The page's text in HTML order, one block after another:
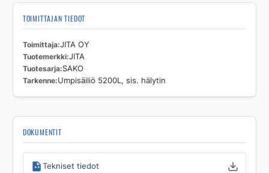
TOIMITTAJAN TIEDOT
Toimittaja JITA OY
Tuotemerkki JITA
Tuotesarja SAKO
Tarkenne Umpisäiliö 5200L, sis. hälytin
DOKUMENTIT
Tekniset tiedot